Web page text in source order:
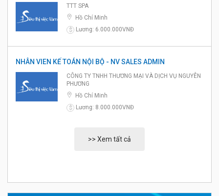
TTT SPA
Hồ Chí Minh
$
Lương: 6.000.000VNĐ
NHÂN VIEN KẾ TOÁN NỘI BỘ - NV SALES ADMIN
CÔNG TY TNHH THƯƠNG MẠI VÀ DỊCH VỤ NGUYỄN
PHƯƠNG
Hồ Chí Minh
$
Lương: 8.000.000VNĐ
>> Xem tất cả